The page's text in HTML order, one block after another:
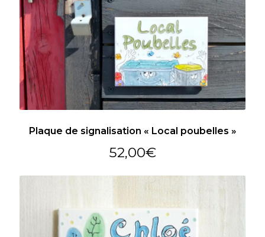
Plaque de signalisation « Local poubelles »
52,00€